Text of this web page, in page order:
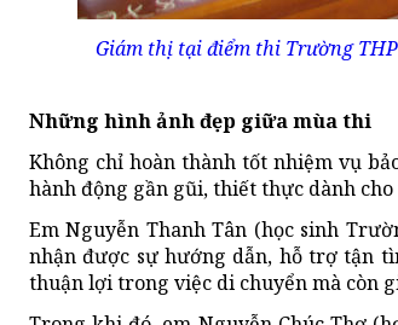
Giám thị tại điểm thi Trường
Những hình ảnh đẹp giữa mùa thi
Không chỉ hoàn thành tốt nhiệm vụ
hành động gần gũi, thiết thực dành
Em Nguyễn Thanh Tân (học sinh
nhận được sự hướng dẫn, hỗ trợ tận
thuận lợi trong việc di chuyển mà còn